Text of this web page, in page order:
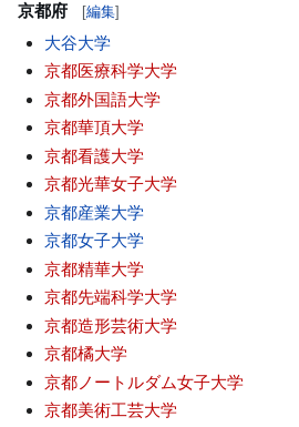
京都府 [編集]
大谷大学
京都医療科学大学
京都外国語大学
京都華頂大学
京都看護大学
京都光華女子大学
京都産業大学
京都女子大学
京都精華大学
京都先端科学大学
京都造形芸術大学
京都橘大学
京都ノートルダム女子大学
京都美術工芸大学